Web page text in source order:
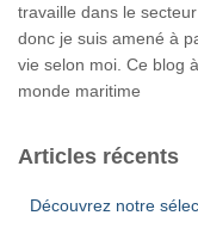
travaille dans le
donc je suis amené à
vie selon moi. Ce blog
monde maritime
Articles récents
Découvrez notre